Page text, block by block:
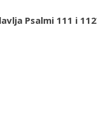
Psalmi 111 i